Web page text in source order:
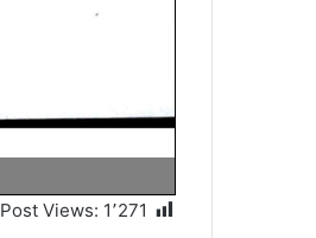
Post Views: 1٬271